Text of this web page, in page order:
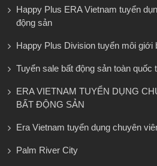
Happy Plus ERA Vietnam tuyển
động sản
Happy Plus Division tuyển môi giới
Tuyển sale bất động sản toàn quốc
ERA VIETNAM TUYỂN DỤNG
BẤT ĐỘNG SẢN
Era Vietnam tuyển dụng chuyên
Palm River City